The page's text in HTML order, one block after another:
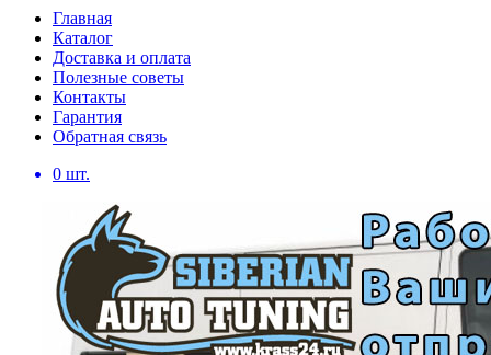
Главная
Каталог
Доставка и оплата
Полезные советы
Контакты
Гарантия
Обратная связь
0 шт.